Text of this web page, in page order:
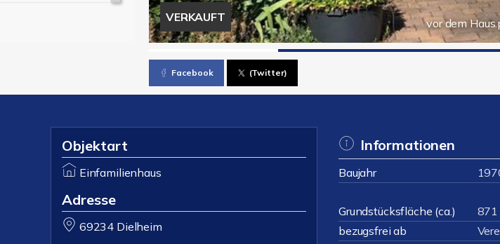
vor dem
VERKAUFT
Facebook (Twitter)
Objektart
Einfamilienhaus
Adresse
69234 Dielheim
Informationen
Baujahr
Grundstücksfläche (ca.) 871
bezugsfrei ab